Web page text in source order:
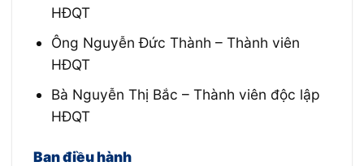
HĐQT
Ông Nguyễn Đức Thành – Thành viên
HĐQT
Bà Nguyễn Thị Bắc – Thành viên độc lập
HĐQT
Ban điều hành